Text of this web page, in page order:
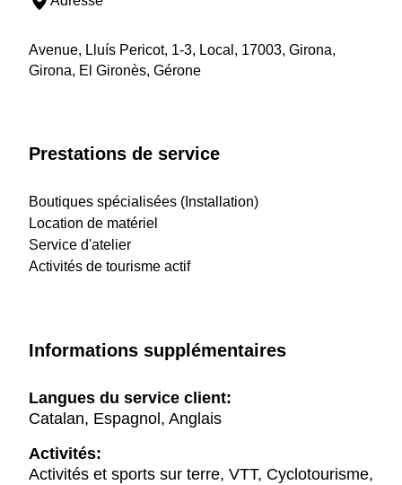
Avenue, Lluís Pericot, 1-3, Local, 17003, Girona,
Girona, El Gironès, Gérone
Prestations de service
Boutiques spécialisées (Installation)
Location de matériel
Service d'atelier
Activités de tourisme actif
Informations supplémentaires
Langues du service client:
Catalan, Espagnol, Anglais
Activités:
Activités et sports sur terre, VTT, Cyclotourisme,